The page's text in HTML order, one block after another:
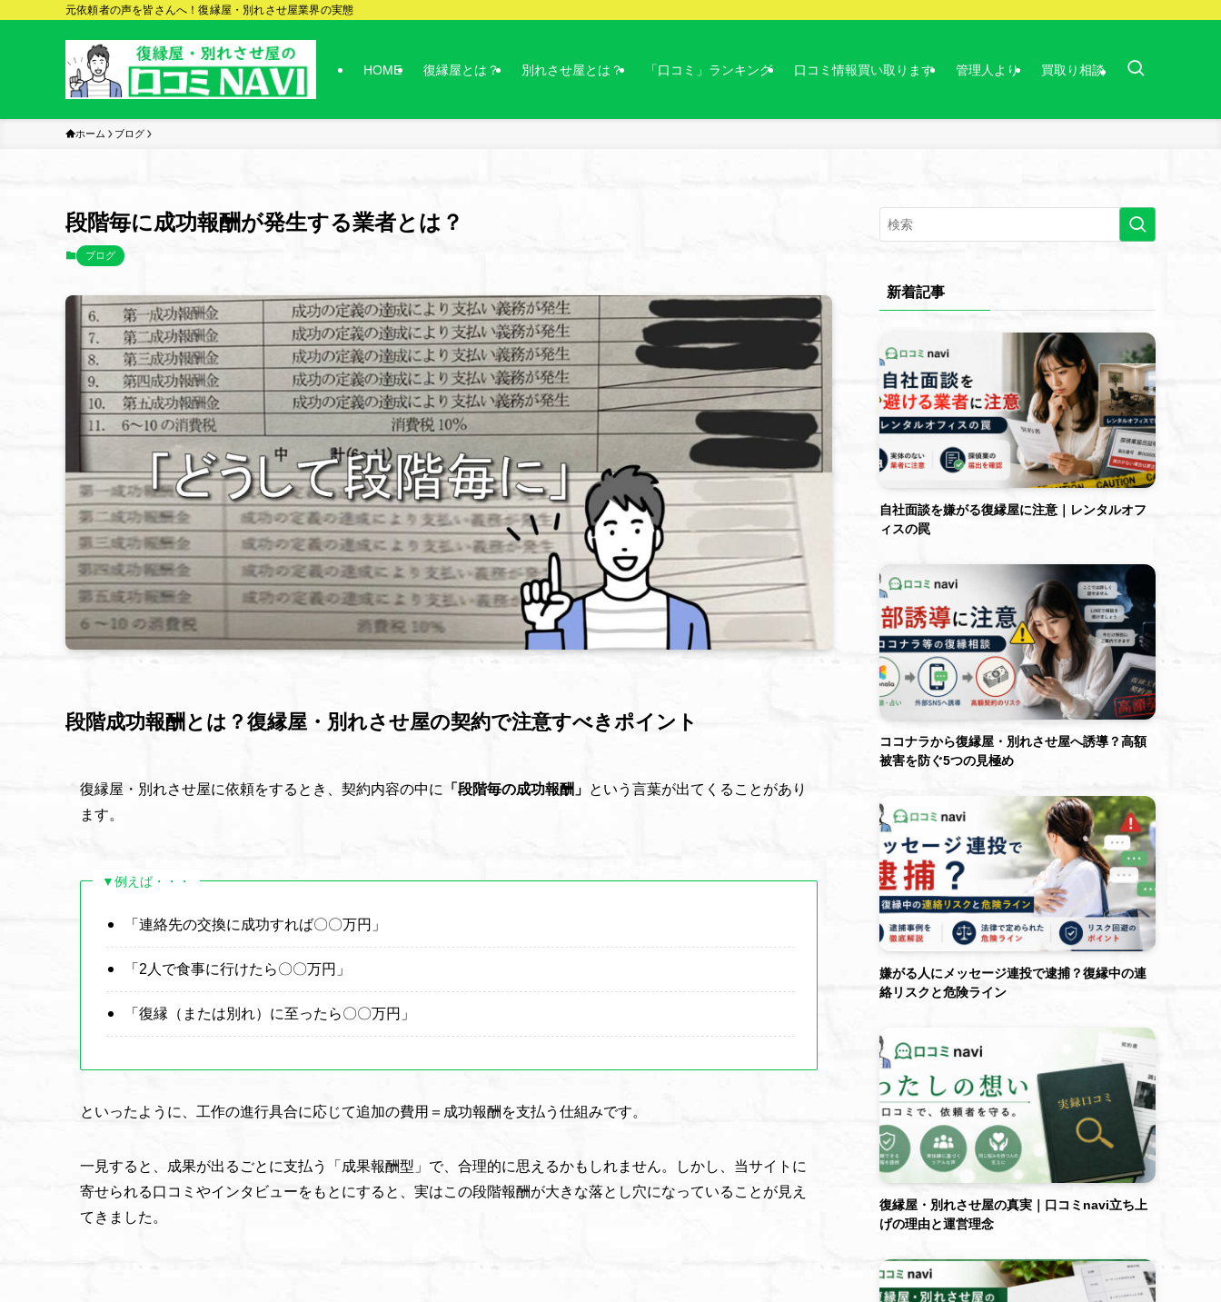
元依頼者の声を皆さんへ！復縁屋・別れさせ屋業界の実態
HOME 復縁屋とは？ 別れさせ屋とは？ 「口コミ」ランキング 口コミ情報買い取ります 管理人より 買取り相談
ホーム ブログ
段階毎に成功報酬が発生する業者とは？
ブログ
段階成功報酬とは？復縁屋・別れさせ屋の契約で注意すべきポイント
復縁屋・別れさせ屋に依頼をするとき、契約内容の中に 「段階毎の成功報酬」 という言葉が出てくることがあり
ます。
▼例えば・・・
「連絡先の交換に成功すれば〇〇万円」
「2人で食事に行けたら〇〇万円」
「復縁（または別れ）に至ったら〇〇万円」
といったように、工作の進行具合に応じて追加の費用＝成功報酬を支払う仕組みです。
一見すると、成果が出るごとに支払う「成果報酬型」で、合理的に思えるかもしれません。しかし、当サイトに
寄せられる口コミやインタビューをもとにすると、実はこの段階報酬が大きな落とし穴になっていることが見え
てきました。
新着記事
自社面談を嫌がる復縁屋に注意｜レンタルオフ
ィスの罠
ココナラから復縁屋・別れさせ屋へ誘導？高額
被害を防ぐ5つの見極め
嫌がる人にメッセージ連投で逮捕？復縁中の連
絡リスクと危険ライン
復縁屋・別れさせ屋の真実｜口コミnavi立ち上
げの理由と運営理念